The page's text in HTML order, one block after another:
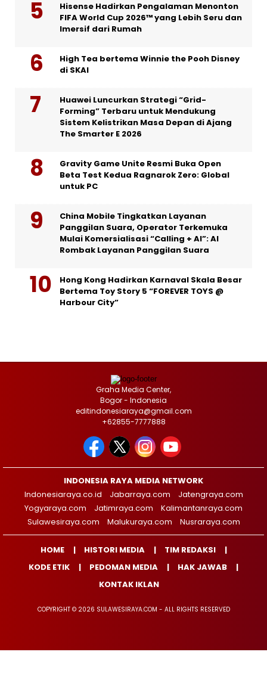
Hisense Hadirkan Pengalaman Menonton
FIFA World Cup 2026™ yang Lebih Seru dan
Imersif dari Rumah
High Tea bertema Winnie the Pooh Disney
di SKAI
Huawei Luncurkan Strategi “Grid-
Forming” Terbaru untuk Mendukung
Sistem Kelistrikan Masa Depan di Ajang
The Smarter E 2026
Gravity Game Unite Resmi Buka Open
Beta Test Kedua Ragnarok Zero: Global
untuk PC
China Mobile Tingkatkan Layanan
Panggilan Suara, Operator Terkemuka
Mulai Komersialisasi “Calling + AI”: AI
Rombak Layanan Panggilan Suara
Hong Kong Hadirkan Karnaval Skala Besar
Bertema Toy Story 5 “FOREVER TOYS @
Harbour City”
Graha Media Center,
Bogor - Indonesia
editindonesiaraya@gmail.com
+62855-7777888
INDONESIA RAYA MEDIA NETWORK
Indonesiaraya.co.id
Jabarraya.com
Jatengraya.com
Yogyaraya.com
Jatimraya.com
Kalimantanraya.com
Sulawesiraya.com
Malukuraya.com Nusraraya.com
HOME HISTORI MEDIA
TIM REDAKSI
KODE ETIK
PEDOMAN MEDIA
HAK JAWAB
KONTAK IKLAN
COPYRIGHT © 2026 SULAWESIRAYA.COM - ALL RIGHTS RESERVED